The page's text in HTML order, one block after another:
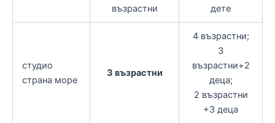
възрастни
дете
студио
страна море
3 възрастни
4 възрастни;
3
възрастни+2
деца;
2 възрастни
+3 деца